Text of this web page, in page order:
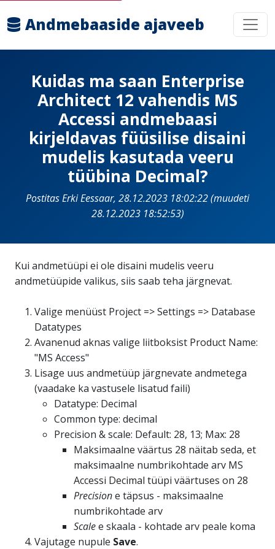
Andmebaaside ajaveeb
Kuidas ma saan Enterprise
Architect 12 vahendis MS
Accessi andmebaasi
kirjeldavas füüsilise disaini
mudelis kasutada veeru
tüübina Decimal?
Postitas Erki Eessaar, 28.12.2023 18:02:22 (muudeti
28.12.2023 18:52:53)
Kui andmetüüpi ei ole disaini mudelis veeru
andmetüüpide valikus, siis saab teha järgnevat.
Valige menüüst Project => Settings => Database
Datatypes
Avanenud aknas valige liitboksist Product Name:
"MS Access"
Lisage uus andmetüüp järgnevate andmetega
(vaadake ka vastusele lisatud faili)
Datatype: Decimal
Common type: decimal
Precision & scale: Default: 28, 13; Max: 28
Maksimaalne väärtus 28 näitab seda, et
maksimaalne numbrikohtade arv MS
Accessi Decimal tüüpi väärtuses on 28
Precisione täpsus - maksimaalne
numbrikohtade arv
Scalee skaala - kohtade arv peale koma
Vajutage nupule Save.